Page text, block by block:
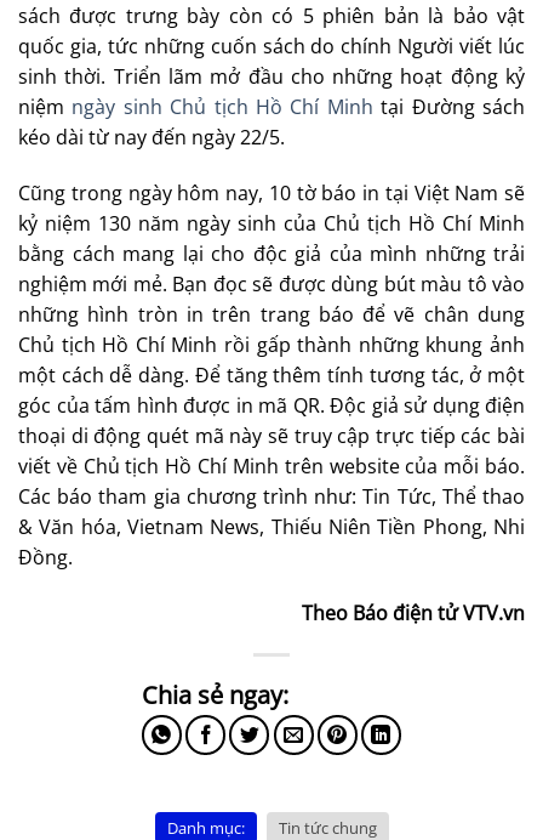
sách được trưng bày còn có 5 phiên bản là bảo vật
quốc gia, tức những cuốn sách do chính Người viết lúc
sinh thời. Triển lãm mở đầu cho những hoạt động kỷ
niệm ngày sinh Chủ tịch Hồ Chí Minh tại Đường sách
kéo dài từ nay đến ngày 22/5.
Cũng trong ngày hôm nay, 10 tờ báo in tại Việt Nam sẽ
kỷ niệm 130 năm ngày sinh của Chủ tịch Hồ Chí Minh
bằng cách mang lại cho độc giả của mình những trải
nghiệm mới mẻ. Bạn đọc sẽ được dùng bút màu tô vào
những hình tròn in trên trang báo để vẽ chân dung
Chủ tịch Hồ Chí Minh rồi gấp thành những khung ảnh
một cách dễ dàng. Để tăng thêm tính tương tác, ở một
góc của tấm hình được in mã QR. Độc giả sử dụng điện
thoại di động quét mã này sẽ truy cập trực tiếp các bài
viết về Chủ tịch Hồ Chí Minh trên website của mỗi báo.
Các báo tham gia chương trình như: Tin Tức, Thể thao
& Văn hóa, Vietnam News, Thiếu Niên Tiền Phong, Nhi
Đồng.
Theo Báo điện tử VTV.vn
Danh mục: Tin tức chung